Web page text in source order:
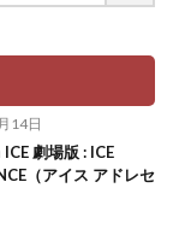
竹野谷咲
笹野高史
篠原恵美
14日
劇場版 : ICE
（アイス アドレセ